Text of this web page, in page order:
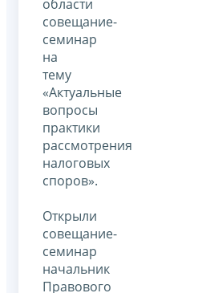
области
совещание-
семинар
на
тему
«Актуальные
вопросы
практики
рассмотрения
налоговых
споров».
Открыли
совещание-
семинар
начальник
Правового